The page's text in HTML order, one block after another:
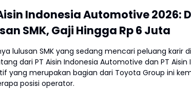
Indonesia Automotive 2026:
SMK, Gaji Hingga Rp 6 Juta
lulusan SMK yang sedang mencari peluang karir
dari PT Aisin Indonesia Automotive dan PT Aisin
yang merupakan bagian dari Toyota Group ini
posisi operator.